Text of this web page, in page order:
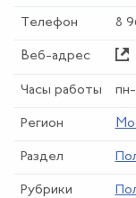
Телефон 8
Веб-адрес
Часы работы
Регион
Раздел
Рубрики